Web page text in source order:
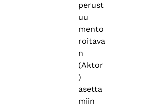
perust
uu
mento
roitava
n
(Aktor
)
asetta
miin